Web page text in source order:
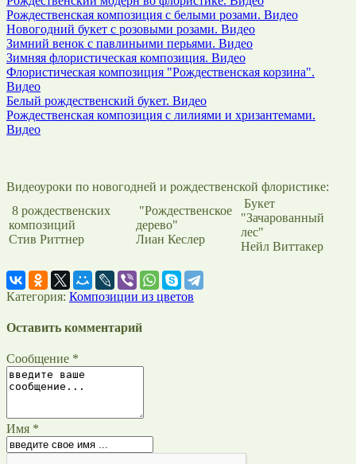
Рождественская композиция с белыми розами. Видео
Новогодний букет с розовыми розами. Видео
Зимний венок с павлиньими перьями. Видео
Зимняя флористическая композиция. Видео
Флористическая композиция "Рождественская корзина".
Видео
Белый рождественский букет. Видео
Рождественская композиция с лилиями и хризантемами.
Видео
Видеоуроки по новогодней и рождественской флористике:
8 рождественских
композиций
Стив Риттнер
"Рождественское
дерево"
Лиан Кеслер
Букет
"Зачарованный
лес"
Нейл Виттакер
Категория: Композиции из цветов
Оставить комментарий
Сообщение *
Имя *